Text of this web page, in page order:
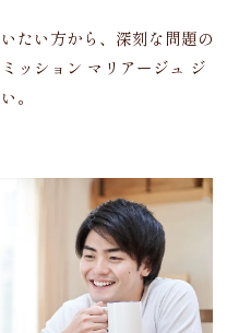
たい方から、深刻な問題の
ッション マリアージュ ジ
。